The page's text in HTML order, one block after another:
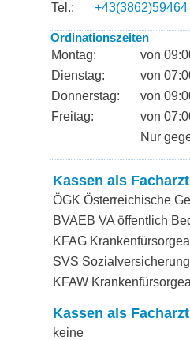
Tel.:
+43(3862)59464
Ordinationszeiten
Montag:
von
Dienstag:
von
Donnerstag:
von
Freitag:
von
Nur
Kassen als
ÖGK Österreichische
BVAEB VA öffentlich
KFAG
SVS
KFAW
Kassen als
keine